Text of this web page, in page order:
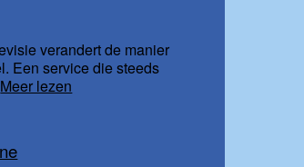
verandert de manier
Een service die steeds
Meer lezen